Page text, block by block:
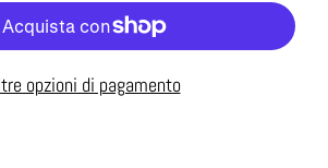
opzioni di pagamento